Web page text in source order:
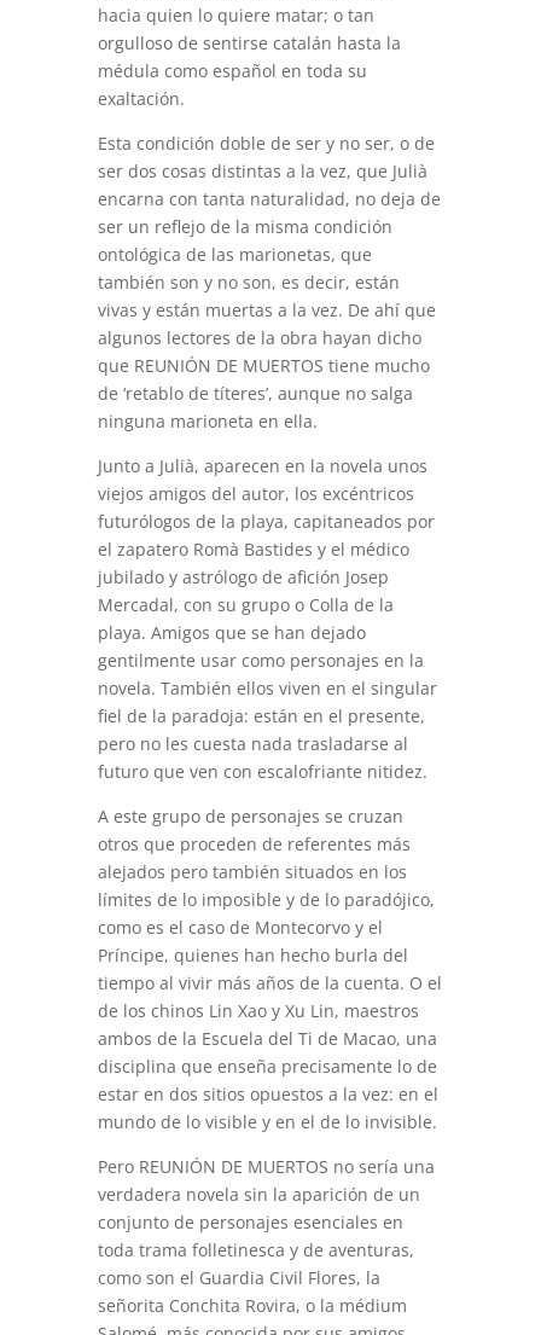
hacia quien lo quiere matar; o tan
orgulloso de sentirse catalán hasta la
médula como español en toda su
exaltación.
Esta condición doble de ser y no ser, o de
ser dos cosas distintas a la vez, que Julià
encarna con tanta naturalidad, no deja de
ser un reflejo de la misma condición
ontológica de las marionetas, que
también son y no son, es decir, están
vivas y están muertas a la vez. De ahí que
algunos lectores de la obra hayan dicho
que REUNIÓN DE MUERTOS tiene mucho
de ‘retablo de títeres’, aunque no salga
ninguna marioneta en ella.
Junto a Julià, aparecen en la novela unos
viejos amigos del autor, los excéntricos
futurólogos de la playa, capitaneados por
el zapatero Romà Bastides y el médico
jubilado y astrólogo de afición Josep
Mercadal, con su grupo o Colla de la
playa. Amigos que se han dejado
gentilmente usar como personajes en la
novela. También ellos viven en el singular
fiel de la paradoja: están en el presente,
pero no les cuesta nada trasladarse al
futuro que ven con escalofriante nitidez.
A este grupo de personajes se cruzan
otros que proceden de referentes más
alejados pero también situados en los
límites de lo imposible y de lo paradójico,
como es el caso de Montecorvo y el
Príncipe, quienes han hecho burla del
tiempo al vivir más años de la cuenta. O el
de los chinos Lin Xao y Xu Lin, maestros
ambos de la Escuela del Ti de Macao, una
disciplina que enseña precisamente lo de
estar en dos sitios opuestos a la vez: en el
mundo de lo visible y en el de lo invisible.
Pero REUNIÓN DE MUERTOS no sería una
verdadera novela sin la aparición de un
conjunto de personajes esenciales en
toda trama folletinesca y de aventuras,
como son el Guardia Civil Flores, la
señorita Conchita Rovira, o la médium